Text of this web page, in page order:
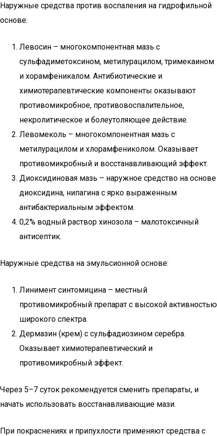
Наружные средства против воспаления на гидрофильной
основе:
Левосин – многокомпонентная мазь с
сульфадиметоксином, метилурацилом, тримекаином
и хорамфеникалом. Антибиотические и
химиотерапевтические компоненты оказывают
противомикробное, противовоспалительное,
некролитическое и болеутоляющее действие.
Левомеколь – многокомпонентная мазь с
метилурацилом и хлорамфениколом. Оказывает
противомикробный и восстанавливающий эффект.
Диоксидиновая мазь – наружное средство на основе
диоксидина, нипагина с ярко выраженным
антибактериальным эффектом.
0,2% водный раствор хинозола – малотоксичный
антисептик.
Наружные средства на эмульсионной основе:
Линимент синтомицина – местный
противомикробный препарат с высокой активностью
широкого спектра.
Дермазин (крем) с сульфадиозином серебра.
Оказывает химиотерапевтический и
противомикробный эффект.
Через 5–7 суток рекомендуется сменить препараты, и
начать использовать восстанавливающие мази.
При покраснениях и припухлости применяют средства с